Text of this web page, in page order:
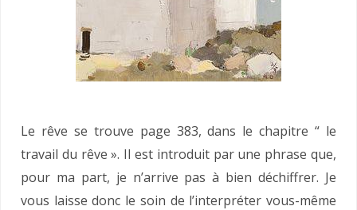
Le rêve se trouve page 383, dans le chapitre “ le
travail du rêve ». Il est introduit par une phrase que,
pour ma part, je n’arrive pas à bien déchiffrer. Je
vous laisse donc le soin de l’interpréter vous-même